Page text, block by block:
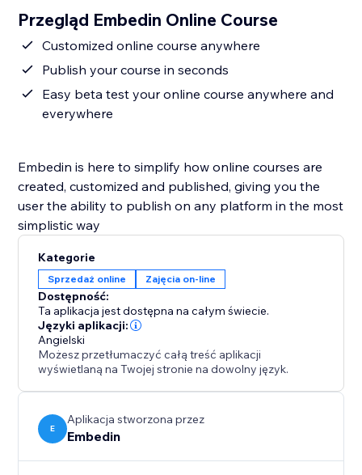
Przegląd Embedin Online Course
Customized online course anywhere
Publish your course in seconds
Easy beta test your online course anywhere and
everywhere
Embedin is here to simplify how online courses are
created, customized and published, giving you the
user the ability to publish on any platform in the most
simplistic way
Kategorie
Sprzedaż online Zajęcia on-line
Dostępność:
Ta aplikacja jest dostępna na całym świecie.
Języki aplikacji:
Angielski
Możesz przetłumaczyć całą treść aplikacji
wyświetlaną na Twojej stronie na dowolny język.
E
Aplikacja stworzona przez
Embedin